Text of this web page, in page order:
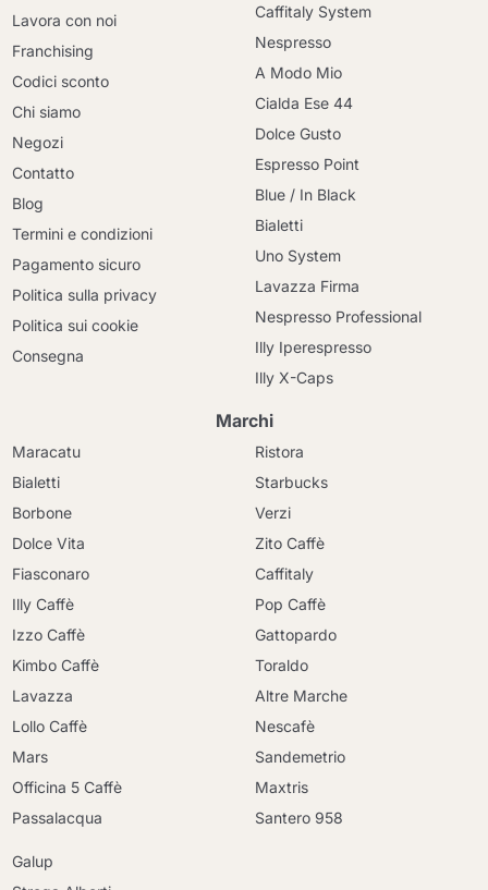
Continua a fare acquisti
Continua a fare acquisti
Lavora con noi
Franchising
Codici sconto
Chi siamo
Negozi
Contatto
Blog
Termini e condizioni
Pagamento sicuro
Politica sulla privacy
Politica sui cookie
Consegna
Caffitaly System
Nespresso
A Modo Mio
Cialda Ese 44
Dolce Gusto
Espresso Point
Blue / In Black
Bialetti
Uno System
Lavazza Firma
Nespresso Professional
Illy Iperespresso
Illy X-Caps
Marchi
Maracatu
Bialetti
Borbone
Dolce Vita
Fiasconaro
Illy Caffè
Izzo Caffè
Kimbo Caffè
Lavazza
Lollo Caffè
Mars
Officina 5 Caffè
Passalacqua
Ristora
Starbucks
Verzi
Zito Caffè
Caffitaly
Pop Caffè
Gattopardo
Toraldo
Altre Marche
Nescafè
Sandemetrio
Maxtris
Santero 958
Galup